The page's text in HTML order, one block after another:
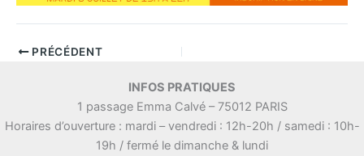
PRÉCÉDENT
INFOS PRATIQUES
1 passage Emma Calvé – 75012 PARIS
Horaires d’ouverture : mardi – vendredi : 12h-20h / samedi : 10h-
19h / fermé le dimanche & lundi